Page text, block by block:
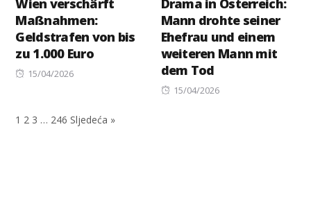
Maßnahmen:
Geldstrafen von bis
zu 1.000 Euro
Posted
15/04/2026
Mann drohte seiner
Ehefrau und einem
weiteren Mann mit
dem Tod
Posted
15/04/2026
1 2 3 … 246 Sljedeća »